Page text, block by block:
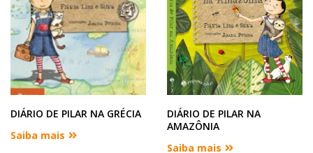
DIÁRIO DE PILAR NA GRÉCIA
Saiba mais
DIÁRIO DE PILAR NA
AMAZÔNIA
Saiba mais